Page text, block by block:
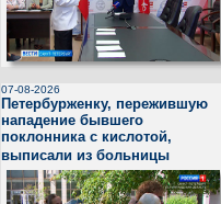
07-08-2026
Петербурженку, пережившую
нападение бывшего
поклонника с кислотой,
выписали из больницы